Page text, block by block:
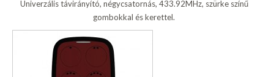
Univerzális távirányító, négycsatornás, 433.92MHz, szürke színű
gombokkal és kerettel.